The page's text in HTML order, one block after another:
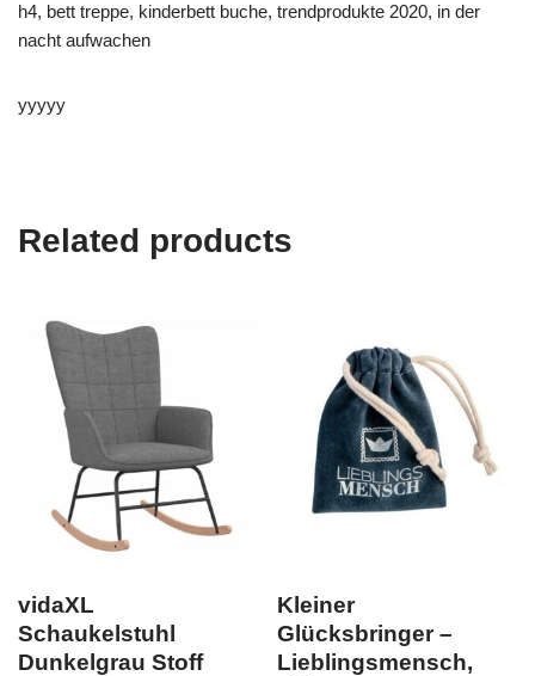
h4, bett treppe, kinderbett buche, trendprodukte 2020, in der
nacht aufwachen
yyyyy
Related products
vidaXL
Schaukelstuhl
Dunkelgrau Stoff
Kleiner
Glücksbringer –
Lieblingsmensch,